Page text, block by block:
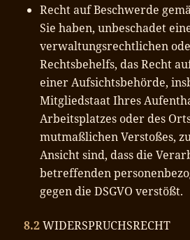
Recht auf Beschwerde
Sie haben, unbeschadet
verwaltungsrechtlichen
Rechtsbehelfs, das Recht
einer Aufsichtsbehörde,
Mitgliedstaat Ihres
Arbeitsplatzes oder des
mutmaßlichen Verstoßes,
Ansicht sind, dass die
betreffenden
gegen die DSGVO verstößt.
8.2WIDERSPRUCHSRECHT